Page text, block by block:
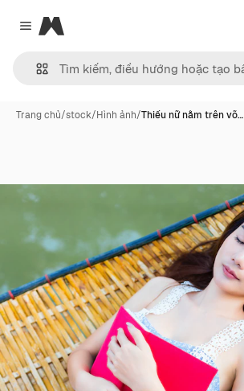
Close menu
Magnific
Trang chủ/stock/Hình ảnh/Thiếu nữ nằm trên võ…